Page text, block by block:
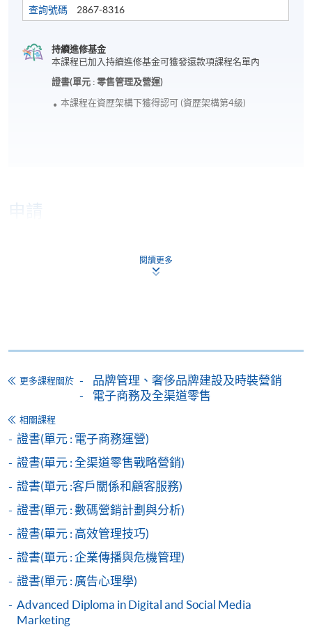
查詢號碼 2867-8316
持續進修基金
本課程已加入持續進修基金可獲發還款項課程名單內
證書(單元 : 零售管理及營運)
本課程在資歴架構下獲得認可 (資歴架構第4級)
申請
網上報名服務
香港大學專業進修學院提供24小時網上報名及繳費服
務，申請人可通過網上申請個別學歷頒授課程和報讀
機)、VISA 或 Mastercard。除上述支付方式之外，如就
讀學歷頒授課程設有網上服務，在學學員亦可以「微
信支付」(Online WeChat Pay) 、「支付寶」(Online
報讀新課程
填寫網上報名表格
申請人可按該課程網頁的右上角的
閱讀更多
更多課程關於
品牌管理、奢侈品牌建設及時裝營銷
電子商務及全渠道零售
相關課程
證書(單元 : 電子商務運營)
證書(單元 : 全渠道零售戰略營銷)
證書(單元 :客戶關係和顧客服務)
證書(單元 : 數碼營銷計劃與分析)
證書(單元 : 高效管理技巧)
證書(單元 : 企業傳播與危機管理)
證書(單元 : 廣告心理學)
Advanced Diploma in Digital and Social Media
Marketing